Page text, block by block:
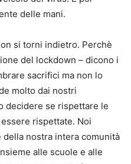
delle mani.
si torni indietro. Perchè
del lockdown – dicono i
sacrifici ma non lo
molto dai nostri
decidere se rispettare le
rispettate. Noi
nostra intera comunità
alle scuole e alle